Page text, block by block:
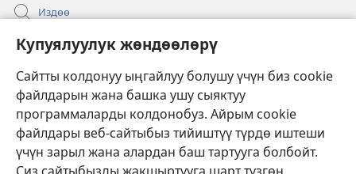
Купуялуулук жөндөөлөрү
Сайтты колдонуу ыңгайлуу болушу үчүн биз cookie
файлдарын жана башка ушу сыяктуу
программаларды колдонобуз. Айрым cookie
файлдары веб-сайтыбыз тийиштүү түрдө иштеши
үчүн зарыл жана алардан баш тартууга болбойт.
Издөө
Бийлик өкүлдөрү үчүн маалымат
(жаңы
терезе
ачат)
ОНЛАЙН КИТЕПКАНА
(жаңы